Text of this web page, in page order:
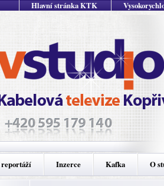
Hlavní stránka KTK
Inzerce Kafka O